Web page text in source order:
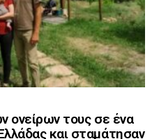
ονείρων τους σε ένα
και σταμάτησαν